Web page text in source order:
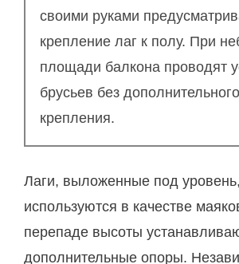
своими руками
крепление лаг к полу. При
площади балкона проводят
брусьев без дополнительного
крепления.
Лаги, выложенные под уровень,
используются в качестве
перепаде высоты
дополнительные опоры.